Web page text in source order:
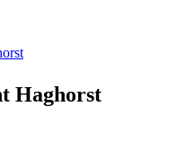
Haghorst